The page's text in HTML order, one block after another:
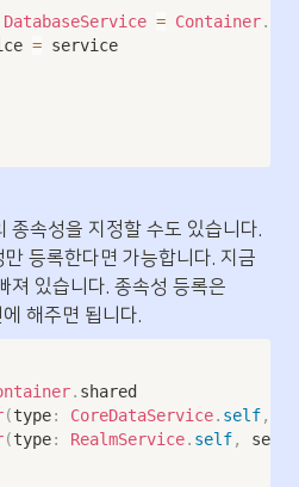
DatabaseService = Container.
= service
종속성을 지정할 수도 있습니다.
등록한다면 가능합니다. 지금
져 있습니다. 종속성 등록은
해주면 됩니다.
. shared
(type: CoreDataService. self,
(type: RealmService. self,